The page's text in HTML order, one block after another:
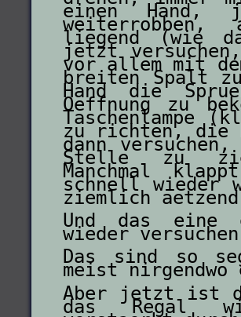
einen Hand,
weiterrobben,
liegend (wie
jetzt
vor allem mit
breiten Spalt
Hand die
Oeffnung zu
Taschenlampe
zu richten, die
dann
Stelle zu
Manchmal
schnell wieder
ziemlich
Und das eine
wieder
Das sind so
meist nirgendwo
Aber jetzt ist
das Regal